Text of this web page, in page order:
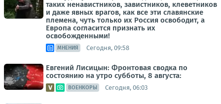
таких ненавистников, завистников, клеветников
и даже явных врагов, как все эти славянские
племена, чуть только их Россия освободит, а
Европа согласится признать их
освобожденными!
МНЕНИЯ Сегодня, 09:58
Евгений Лисицын: Фронтовая сводка по
состоянию на утро субботы, 8 августа:
ВОЕНКОРЫ Сегодня, 06:03